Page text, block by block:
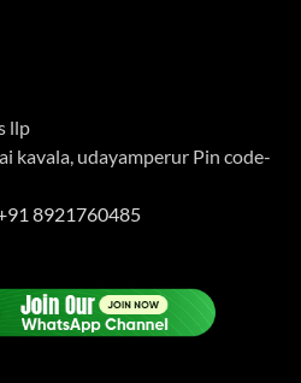
llp
kavala, udayamperur Pin code-
8921760485